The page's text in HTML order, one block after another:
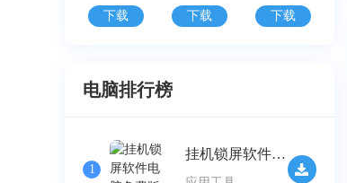
下载 下载 下载
电脑排行榜
1
挂机锁屏软件电脑免费版 v2.32